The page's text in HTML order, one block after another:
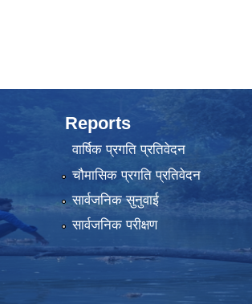
Reports
वार्षिक प्रगति प्रतिवेदन
चौमासिक प्रगति प्रतिवेदन
सार्वजनिक सुनुवाई
सार्वजनिक परीक्षण